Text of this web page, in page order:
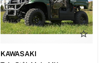
KAWASAKI